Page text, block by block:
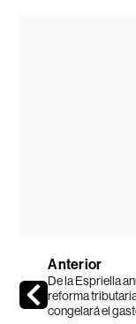
Anterior
De la Espriella
reforma
congelará el